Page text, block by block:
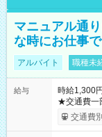
マニュアル通
な時にお仕事
アルバイト 職種未
給与
時給1,300
★交通費一部支給 時給1,300円～ ※試験
※勤務回数
り！】 希
交通費